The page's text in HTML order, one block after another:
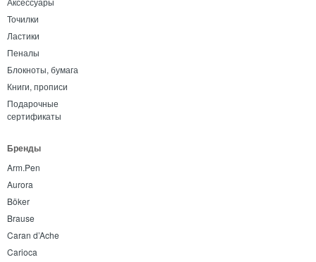
Точилки
Ластики
Пеналы
Блокноты, бумага
Книги, прописи
Подарочные
сертификаты
Бренды
Arm.Pen
Aurora
Böker
Brause
Caran d’Ache
Carioca